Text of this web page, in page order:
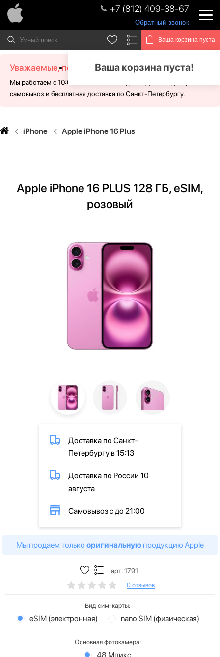
+7 (812) 409-38-67
Обратный звонок
Ваша корзина пуста
Ваша корзина пуста!
Уважаемые, посетители!
Мы работаем с 10:00 - 21:00 без выходных. Для Вас доступен
самовывоз и бесплатная доставка по Санкт-Петербургу.
iPhone Apple iPhone 16 Plus
Apple iPhone 16 PLUS 128 ГБ, eSIM,
розовый
Доставка по Санкт-
Петербургу в 15:13
Доставка по России 10
августа
Самовывоз с до 21:00
Мы продаем только оригинальную продукцию Apple
арт. 1791
0 отзывов
Вид сим-карты:
eSIM (электронная) nano SIM (физическая)
Основная фотокамера:
48 Мпикс